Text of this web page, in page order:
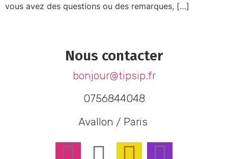
vous avez des questions ou des remarques, […]
Nous contacter
bonjour@tipsip.fr
0756844048
Avallon / Paris